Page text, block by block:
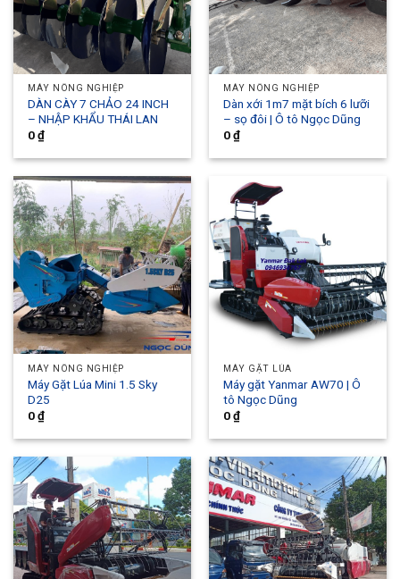
MÁY NÔNG NGHIỆP
DÀN CÀY 7 CHẢO 24 INCH
– NHẬP KHẨU THÁI LAN
0₫
MÁY NÔNG NGHIỆP
Dàn xới 1m7 mặt bích 6 lưỡi
– sọ đôi | Ô tô Ngọc Dũng
0₫
MÁY NÔNG NGHIỆP
Máy Gặt Lúa Mini 1.5 Sky
D25
0₫
MÁY GẶT LÚA
Máy gặt Yanmar AW70 | Ô
tô Ngọc Dũng
0₫